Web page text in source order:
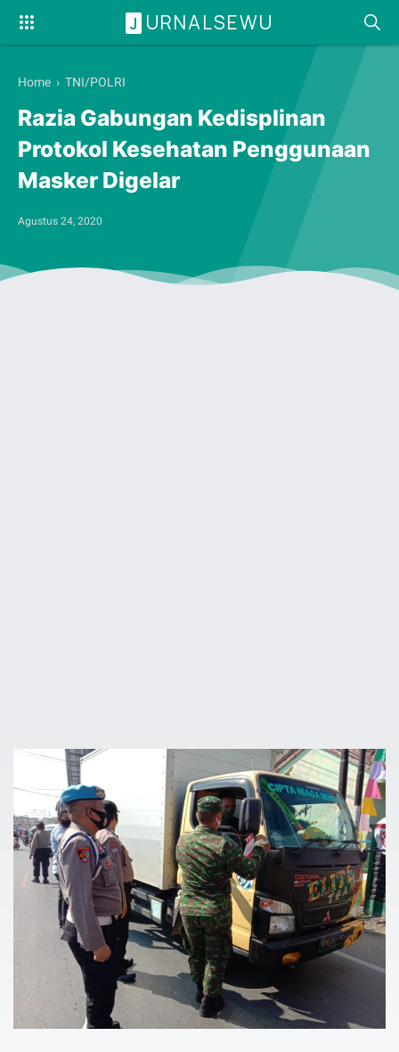
J URNALSEWU
Home › TNI/POLRI
Razia Gabungan Kedisplinan
Protokol Kesehatan Penggunaan
Masker Digelar
Agustus 24, 2020